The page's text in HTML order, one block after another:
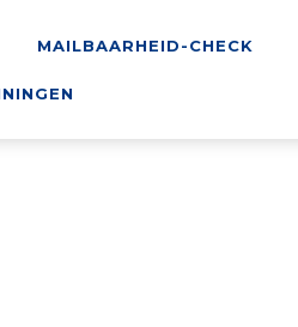
MAILBAARHEID-CHECK